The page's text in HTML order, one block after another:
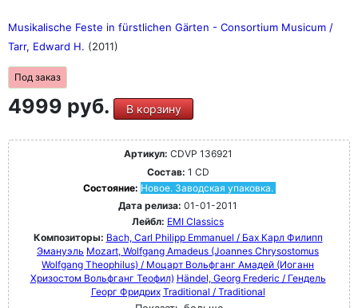
Musikalische Feste in fürstlichen Gärten - Consortium Musicum /
Tarr, Edward H. (2011)
Под заказ
4999 руб. В корзину
Артикул: CDVP 136921
Состав: 1 CD
Состояние: Новое. Заводская упаковка.
Дата релиза: 01-01-2011
Лейбл: EMI Classics
Композиторы: Bach, Carl Philipp Emmanuel / Бах Карл Филипп
Эмануэль Mozart, Wolfgang Amadeus (Joannes Chrysostomus
Wolfgang Theophilus) / Моцарт Вольфганг Амадей (Иоганн
Хризостом Вольфганг Теофил) Händel, Georg Frederic / Гендель
Георг Фридрих Traditional / Traditional